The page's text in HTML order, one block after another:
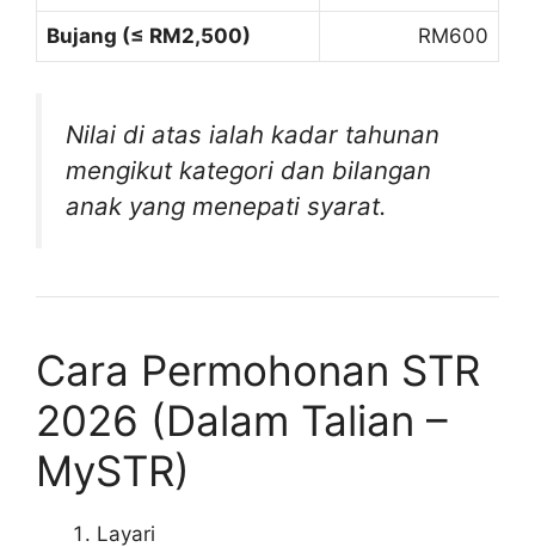
Bujang (≤ RM2,500) RM600
Nilai di atas ialah kadar tahunan
mengikut kategori dan bilangan
anak yang menepati syarat.
Cara Permohonan STR
2026 (Dalam Talian –
MySTR)
Layari